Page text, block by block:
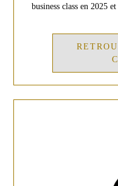
business class en 2025 et